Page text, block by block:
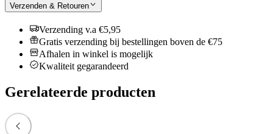
Verzenden & Retouren
Verzending v.a €5,95
Gratis verzending bij bestellingen boven de €75
Afhalen in winkel is mogelijk
Kwaliteit gegarandeerd
Gerelateerde producten